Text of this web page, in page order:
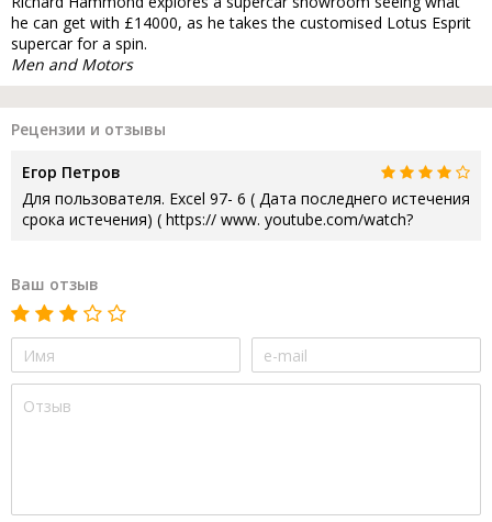
he can get with £14000, as he takes the customised Lotus Esprit
supercar for a spin.
Men and Motors
Рецензии и отзывы
Егор Петров
Для пользователя. Excel 97- 6 ( Дата последнего истечения
срока истечения) ( https:// www. youtube.com/watch?
Ваш отзыв